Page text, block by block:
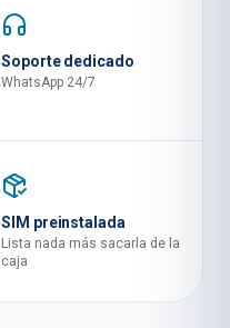
Soporte dedicado
WhatsApp 24/7
SIM preinstalada
Lista nada más sacarla de la
caja